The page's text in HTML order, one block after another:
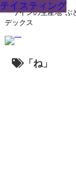
『ワインの生産地･ぶ
デックス
「ね」
テイスティング
テイスティング
品種
生産地
生産地
生産地
生産方法
その他
ワインラベル
生産地
テイスティング